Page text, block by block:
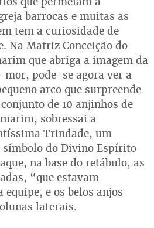
barrocas e muitas as
tem a curiosidade de
Na Matriz Conceição do
que abriga a imagem da
pode-se agora ver a
arco que surpreende
de 10 anjinhos de
sobressai a
Trindade, um
do Divino Espírito
na base do retábulo, as
“que estavam
e os belos anjos
laterais.